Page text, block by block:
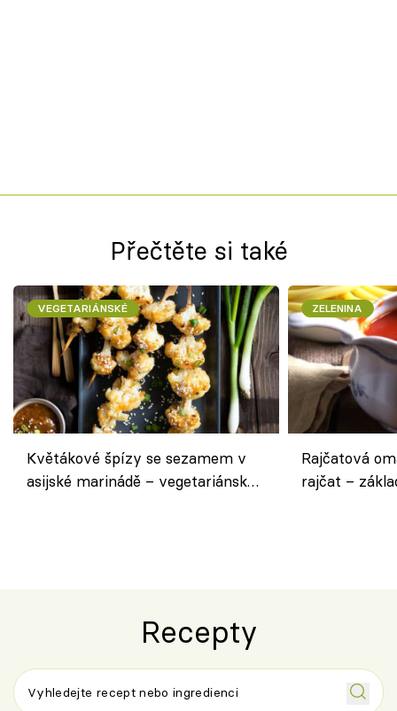
Přečtěte si také
VEGETARIÁNSKÉ
Květákové špízy se sezamem v
asijské marinádě – vegetariánská
ZELENINA
Rajčatová
rajčat –
Recepty